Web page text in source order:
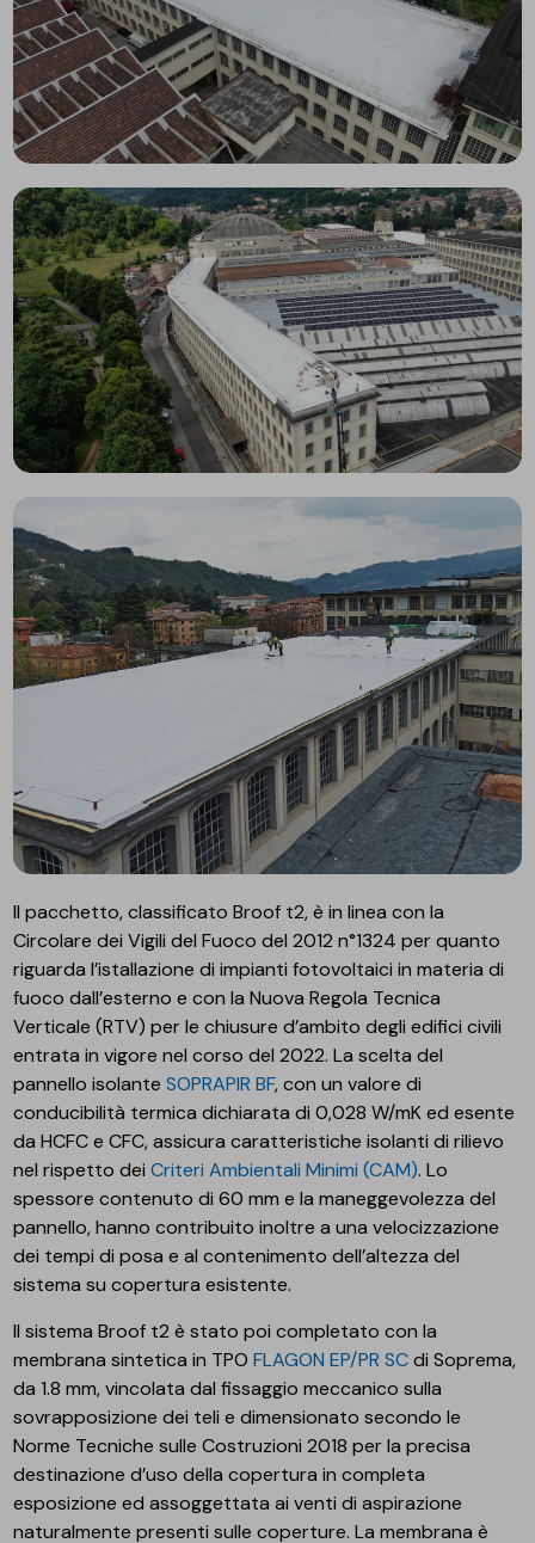
Il pacchetto, classificato Broof t2, è in linea con la
Circolare dei Vigili del Fuoco del 2012 n°1324 per quanto
riguarda l’istallazione di impianti fotovoltaici in materia di
fuoco dall’esterno e con la Nuova Regola Tecnica
Verticale (RTV) per le chiusure d’ambito degli edifici civili
entrata in vigore nel corso del 2022. La scelta del
pannello isolanteSOPRAPIR BF, con un valore di
conducibilità termica dichiarata di 0,028 W/mK ed esente
da HCFC e CFC, assicura caratteristiche isolanti di rilievo
nel rispetto deiCriteri Ambientali Minimi (CAM). Lo
spessore contenuto di 60 mm e la maneggevolezza del
pannello, hanno contribuito inoltre a una velocizzazione
dei tempi di posa e al contenimento dell’altezza del
sistema su copertura esistente.
Il sistema Broof t2 è stato poi completato con la
membrana sintetica in TPOFLAGON EP/PR SCdi Soprema,
da 1.8 mm, vincolata dal fissaggio meccanico sulla
sovrapposizione dei teli e dimensionato secondo le
Norme Tecniche sulle Costruzioni 2018 per la precisa
destinazione d’uso della copertura in completa
esposizione ed assoggettata ai venti di aspirazione
naturalmente presenti sulle coperture. La membrana è